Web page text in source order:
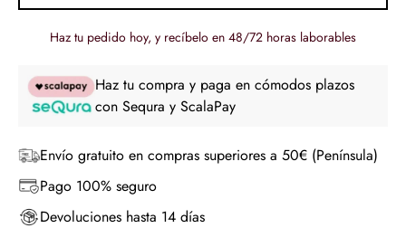
Haz tu pedido hoy, y recíbelo en 48/72 horas laborables
Haz tu compra y paga en cómodos plazos
con Sequra y ScalaPay
Envío gratuito en compras superiores a 50€ (Península)
Pago 100% seguro
Devoluciones hasta 14 días